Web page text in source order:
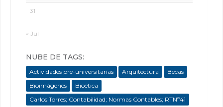
31
« Jul
NUBE DE TAGS:
Actividades pre-universitarias Arquitectura
Becas
Bioimágenes
Bioética
Carlos Torres; Contabilidad; Normas Contables; RTNº41